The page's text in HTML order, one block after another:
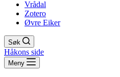
Vrådal
Zotero
Øvre Eiker
Søk
Håkons side
Meny